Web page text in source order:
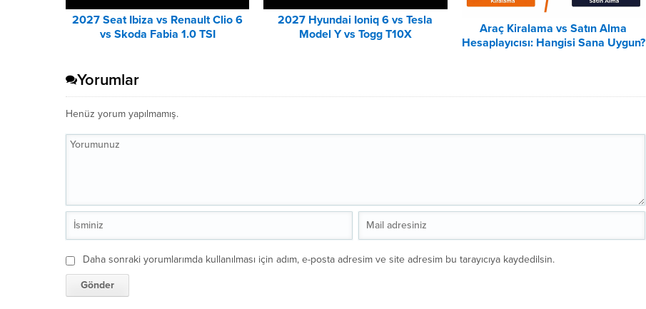
2027 Seat Ibiza vs Renault Clio 6
vs Skoda Fabia 1.0 TSI
2027 Hyundai Ioniq 6 vs Tesla
Model Y vs Togg T10X
Araç Kiralama vs Satın Alma
Hesaplayıcısı: Hangisi Sana Uygun?
Yorumlar
Henüz yorum yapılmamış.
Daha sonraki yorumlarımda kullanılması için adım, e-posta adresim ve site adresim bu tarayıcıya kaydedilsin.